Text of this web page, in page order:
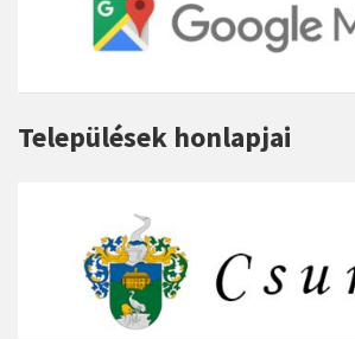
Települések honlapjai